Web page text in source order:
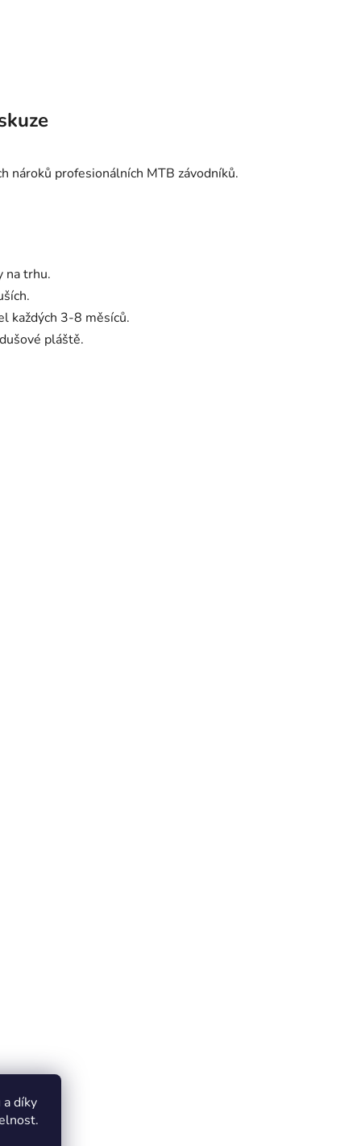
díky
nároků profesionálních MTB závodníků.
na trhu.
každých 3-8 měsíců.
pláště.